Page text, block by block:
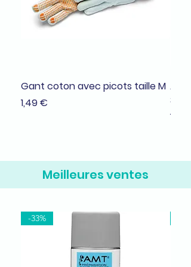
Gant coton avec picots taille M
Prix
1,49 €
Prix
1,99 €
Meilleures ventes
-33%